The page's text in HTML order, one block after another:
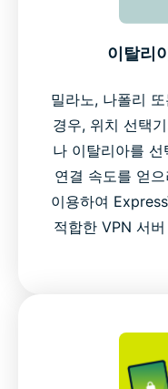
이탈리
밀라노, 나폴리
경우, 위치 선택
나 이탈리아를
연결 속도를 얻
이용하여
적합한 VPN 서